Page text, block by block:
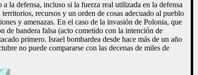
la defensa, incluso si la fuerza real utilizada en la defensa
recursos y un orden de cosas adecuado al pueblo
y amenazas. En el caso de la invasión de Polonia, que
bandera falsa (acto cometido con la intención de
primero. Israel bombardea desde hace más de un año
no puede compararse con las decenas de miles de